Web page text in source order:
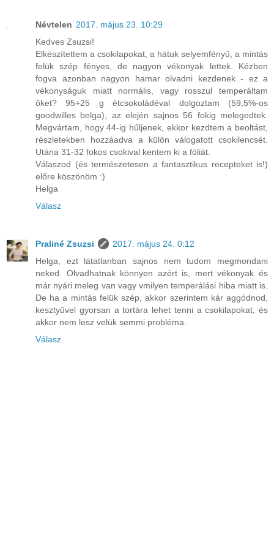
Névtelen 2017. május 23. 10:29
Kedves Zsuzsi!
Elkészítettem a csokilapokat, a hátuk selyemfényű, a mintás
felük szép fényes, de nagyon vékonyak lettek. Kézben
fogva azonban nagyon hamar olvadni kezdenek - ez a
vékonyságuk miatt normális, vagy rosszul temperáltam
őket? 95+25 g étcsokoládéval dolgoztam (59,5%-os
goodwilles belga), az elején sajnos 56 fokig melegedtek.
Megvártam, hogy 44-ig hűljenek, ekkor kezdtem a beoltást,
részletekben hozzáadva a külön válogatott csokilencsét.
Utána 31-32 fokos csokival kentem ki a fóliát.
Válaszod (és természetesen a fantasztikus recepteket is!)
előre köszönöm :)
Helga
Válasz
Praliné Zsuzsi
2017. május 24. 0:12
Helga, ezt látatlanban sajnos nem tudom megmondani
neked. Olvadhatnak könnyen azért is, mert vékonyak és
már nyári meleg van vagy vmilyen temperálási hiba miatt is.
De ha a mintás felük szép, akkor szerintem kár aggódnod,
kesztyűvel gyorsan a tortára lehet tenni a csokilapokat, és
akkor nem lesz velük semmi probléma.
Válasz